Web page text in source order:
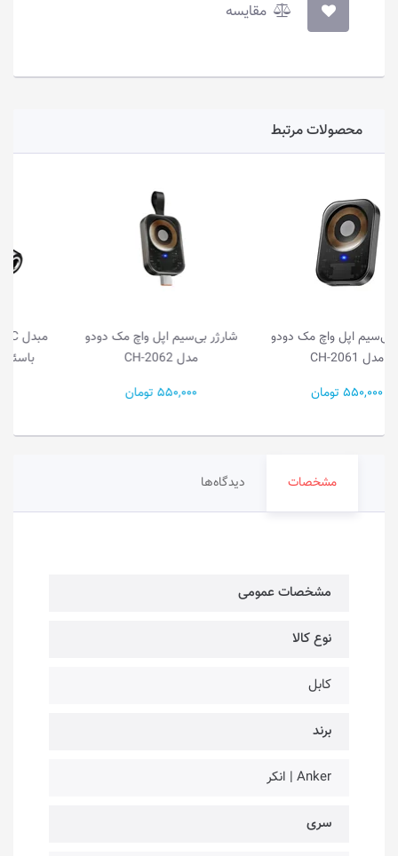
مقایسه
محصولات مرتبط
شارژر بی‌سیم اپل واچ مک دودو
مدل CH-2062
550,000 تومان
مبدل USB-C به AUX/USB-C
باسئوس مدل CATL4...
750,000 تومان
مشخصات دیدگاه‌ها
مشخصات عمومی
نوع کالا
کابل
برند
Anker | انکر
سری